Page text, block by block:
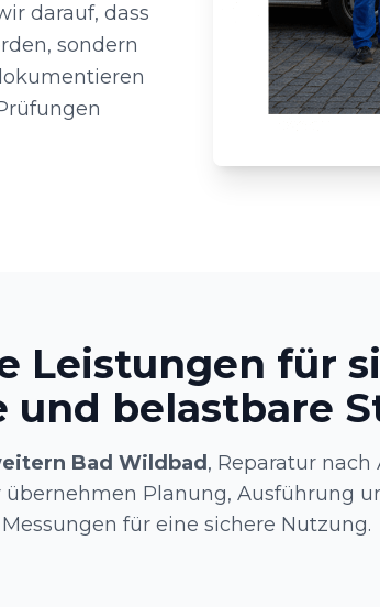
darauf, dass
sondern
Leistungen für
und belastbare
Bad Wildbad , Reparatur
übernehmen Planung, Ausführung
Messungen für eine sichere Nutzung.